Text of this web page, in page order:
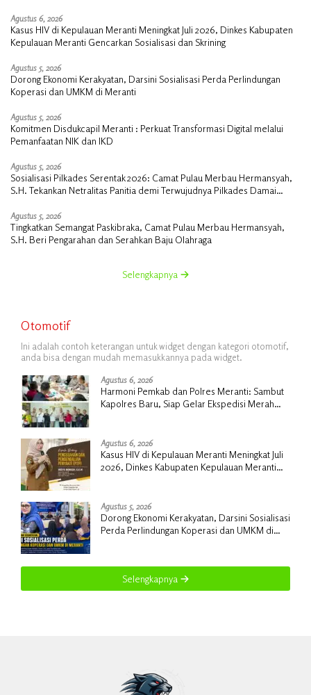
Agustus 6, 2026
Kasus HIV di Kepulauan Meranti Meningkat Juli 2026, Dinkes Kabupaten
Kepulauan Meranti Gencarkan Sosialisasi dan Skrining
Agustus 5, 2026
Dorong Ekonomi Kerakyatan, Darsini Sosialisasi Perda Perlindungan
Koperasi dan UMKM di Meranti
Agustus 5, 2026
Komitmen Disdukcapil Meranti : Perkuat Transformasi Digital melalui
Pemanfaatan NIK dan IKD
Agustus 5, 2026
Sosialisasi Pilkades Serentak 2026: Camat Pulau Merbau Hermansyah,
S.H. Tekankan Netralitas Panitia demi Terwujudnya Pilkades Damai
Agustus 5, 2026
Tingkatkan Semangat Paskibraka, Camat Pulau Merbau Hermansyah,
S.H. Beri Pengarahan dan Serahkan Baju Olahraga
Selengkapnya
Otomotif
Ini adalah contoh keterangan untuk widget dengan kategori otomotif,
anda bisa dengan mudah memasukkannya pada widget.
Agustus 6, 2026
Harmoni Pemkab dan Polres Meranti: Sambut
Kapolres Baru, Siap Gelar Ekspedisi Merah
Agustus 6, 2026
Kasus HIV di Kepulauan Meranti Meningkat Juli
2026, Dinkes Kabupaten Kepulauan Meranti
Agustus 5, 2026
Dorong Ekonomi Kerakyatan, Darsini Sosialisasi
Perda Perlindungan Koperasi dan UMKM di
Selengkapnya